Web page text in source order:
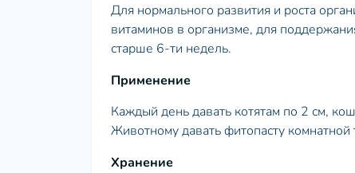
Для нормального развития и роста
витаминов в организме, для
старше 6-ти недель.
Применение
Каждый день давать котятам по 2 см,
Животному давать фитопасту комнатной
Хранение